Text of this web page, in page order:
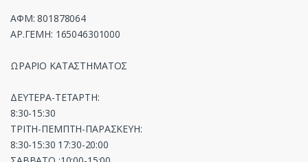
ΑΦΜ: 801878064
ΑΡ.ΓΕΜΗ: 165046301000
ΩΡΑΡΙΟ ΚΑΤΑΣΤΗΜΑΤΟΣ
ΔΕΥΤΕΡΑ-ΤΕΤΑΡΤΗ:
8:30-15:30
ΤΡΙΤΗ-ΠΕΜΠΤΗ-ΠΑΡΑΣΚΕΥΗ:
8:30-15:30 17:30-20:00